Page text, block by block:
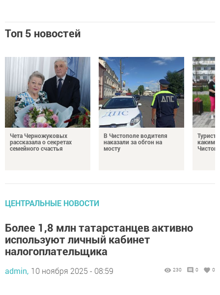
Топ 5 новостей
Чета Черножуковых
рассказала о секретах
семейного счастья
В Чистополе водителя
наказали за обгон на
мосту
каким
ЦЕНТРАЛЬНЫЕ НОВОСТИ
Более 1,8 млн татарстанцев активно
используют личный кабинет
налогоплательщика
admin, 10 ноября 2025 - 08:59 230 0 0